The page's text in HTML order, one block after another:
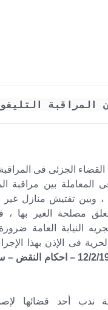
المراقبة
الجزئى فى المراقبة
بين مراقبة
وبين تفتيش منازل غير
مصلحة الغير بها
النيابة العامة
فى الإذن بهذا
ندب أحد قضائها